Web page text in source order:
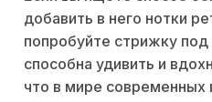
добавить в него нотки
попробуйте стрижку
способна удивить и
что в мире